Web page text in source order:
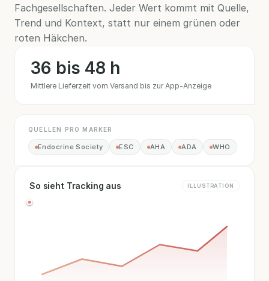
Fachgesellschaften. Jeder Wert kommt mit Quelle,
Trend und Kontext, statt nur einem grünen oder
roten Häkchen.
36 bis 48 h
Mittlere Lieferzeit vom Versand bis zur App-Anzeige
QUELLEN PRO MARKER
Endocrine Society ESC AHA ADA WHO
So sieht Tracking aus ILLUSTRATION